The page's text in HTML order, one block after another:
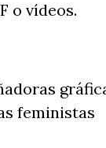
o vídeos.
feministas